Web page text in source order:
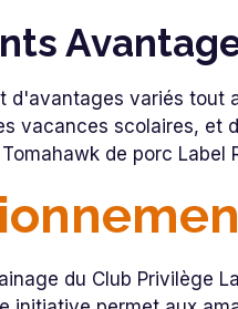
d'avantages variés tout
vacances scolaires, et
de porc Label
du Club Privilège